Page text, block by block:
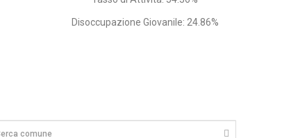
Disoccupazione Giovanile: 24.86%